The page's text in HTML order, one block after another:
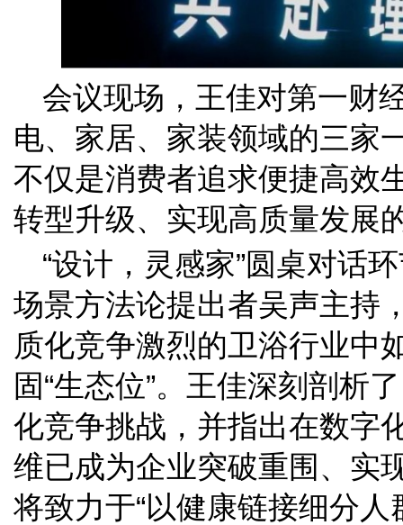
会议现场，王佳对第一财
电、家居、家装领域的三家
不仅是消费者追求便捷高效
转型升级、实现高质量发展
“设计，灵感家”圆桌对话
场景方法论提出者吴声主持
质化竞争激烈的卫浴行业中
固“生态位”。王佳深刻剖析
化竞争挑战，并指出在数字
维已成为企业突破重围、实
将致力于“以健康链接细分人